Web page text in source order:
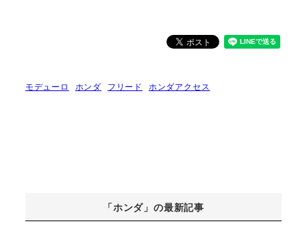
モデューロ ホンダ フリード ホンダアクセス
「ホンダ」の最新記事